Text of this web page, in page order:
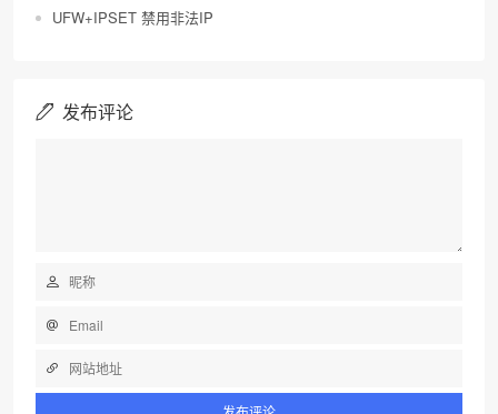
UFW+IPSET 禁用非法IP
发布评论